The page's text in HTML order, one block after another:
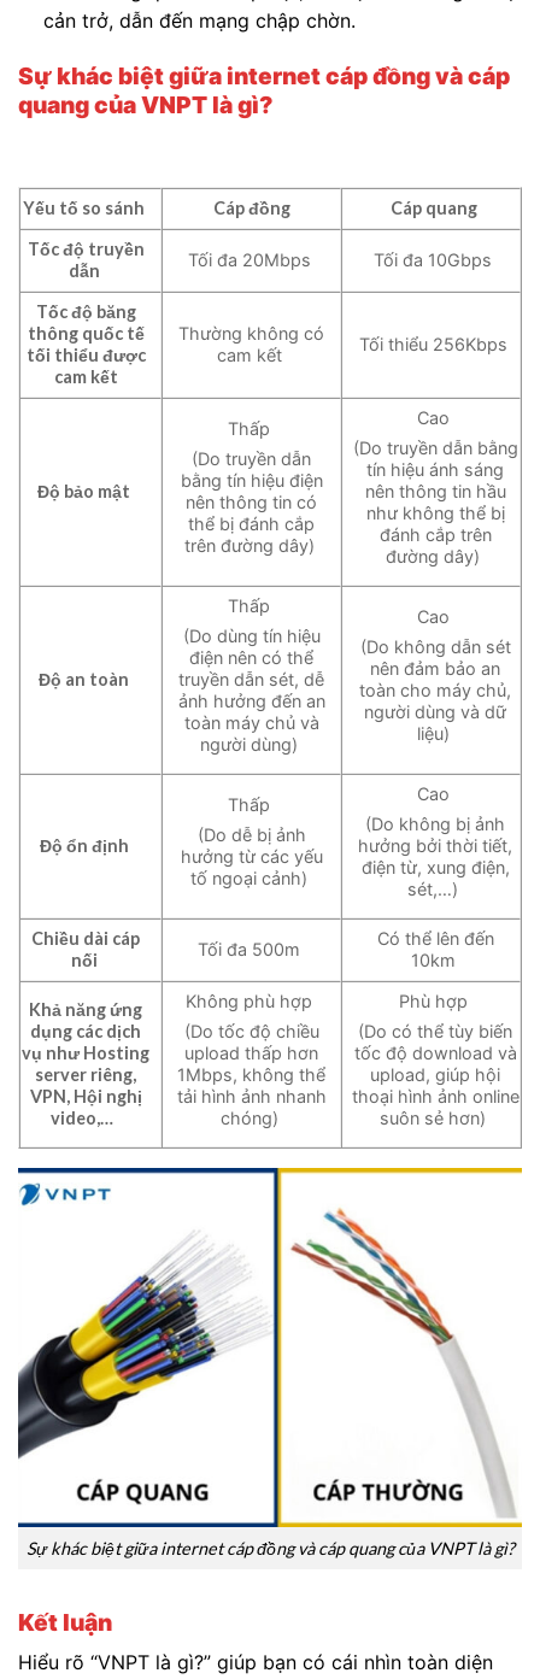
cản trở, dẫn đến mạng chập chờn.
Sự khác biệt giữa internet cáp đồng và cáp
quang của VNPT là gì?
Yếu tố so sánh Cáp đồng
Cáp quang
Tốc độ truyền
dẫn
Tối đa 20Mbps Tối đa 10Gbps
Tốc độ băng
thông quốc tế
tối thiểu được
cam kết
Thường không có
cam kết
Tối thiểu 256Kbps
Độ bảo mật
Thấp
(Do truyền dẫn
bằng tín hiệu điện
nên thông tin có
thể bị đánh cắp
trên đường dây)
Cao
(Do truyền dẫn bằng
tín hiệu ánh sáng
nên thông tin hầu
như không thể bị
đánh cắp trên
đường dây)
Độ an toàn
Thấp
(Do dùng tín hiệu
điện nên có thể
truyền dẫn sét, dễ
ảnh hưởng đến an
toàn máy chủ và
người dùng)
Cao
(Do không dẫn sét
nên đảm bảo an
toàn cho máy chủ,
người dùng và dữ
liệu)
Độ ổn định
Thấp
(Do dễ bị ảnh
hưởng từ các yếu
tố ngoại cảnh)
Cao
(Do không bị ảnh
hưởng bởi thời tiết,
điện từ, xung điện,
sét,…)
Chiều dài cáp
nối
Tối đa 500m
Có thể lên đến
10km
Khả năng ứng
dụng các dịch
vụ như Hosting
server riêng,
VPN, Hội nghị
video,…
Không phù hợp
(Do tốc độ chiều
upload thấp hơn
1Mbps, không thể
tải hình ảnh nhanh
chóng)
Phù hợp
(Do có thể tùy biến
tốc độ download và
upload, giúp hội
thoại hình ảnh online
suôn sẻ hơn)
Sự khác biệt giữa internet cáp đồng và cáp quang của VNPT là gì?
Kết luận
Hiểu rõ “VNPT là gì?” giúp bạn có cái nhìn toàn diện